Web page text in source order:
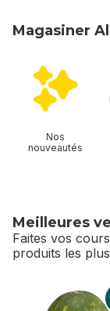
Magasiner
Nos
nouveautés
Meilleures
Faites vos
produits les
sauter